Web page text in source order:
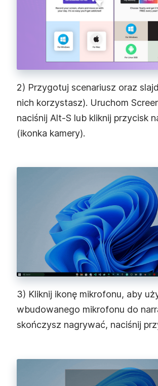
2) Przygotuj scenariusz oraz
nich korzystasz). Uruchom
naciśnij Alt‑S lub kliknij przycisk
(ikonka kamery).
3) Kliknij ikonę mikrofonu, aby
wbudowanego mikrofonu do
skończysz nagrywać, naciśnij